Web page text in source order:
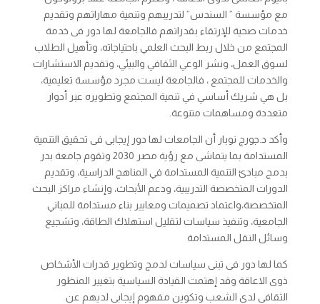
مع مؤسسة ” السندس” لتدريبهم وتنمية مهاراتهم وتقديم
خدمات صحية للإرتقاء بقدراتهم فالجامعة لها دور فى خدمة
المجتمع من خلال ربط البحث العلمي باحتياجاته، وتأهيل الطلاب
لسوق العمل، ونشر الوعي الثقافي والبيئي، وتقديم الاستشارات
والخدمات للمجتمع ، فالجامعة ليست مجرد مؤسسة تعليمية،
بل هي شريك أساسي في تنمية المجتمع وتطويره عبر أدوار
متعددة ومساهمات متنوعة.
وأكد د.جورج نوبار أن الجامعات لها دور إيجابى فى تحقيق التنمية
المستدامة بما يتماشى مع رؤية مصر 2030 وتقوم جامعة بدر
بدمج مبادئ التنمية المستدامة في المناهج الدراسية، وتقديم
الدورات المتخصصة التدريبية، ودعم الأبحاث، وإنشاء مراكز البحث
المتخصصة،واعتماد تصميمات ومعايير بناء مستدامة للمباني
الجامعية، وتنفيذ سياسات لتقليل استهلاك الطاقة، وتشجيع
وسائل النقل المستدامة
كما لها دور فى تبنى سياسات لدمج وتطوير قدرات الأشخاص
ذوى الاعاقة وقد إهتمت القيادة السياسية بتغيير المنظور
الثقافى لدى الشعب وتكوين مفهوم إيجابى لديهم عن